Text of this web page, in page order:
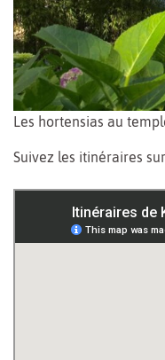
Les hortensias au
Suivez les itinéraires